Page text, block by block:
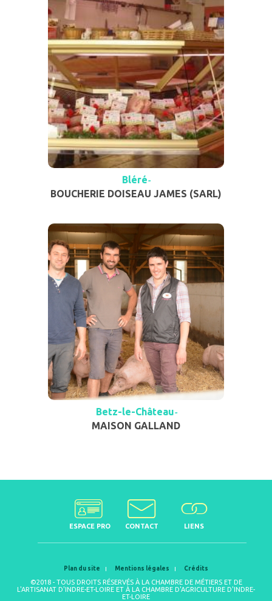
Bléré-
BOUCHERIE DOISEAU JAMES (SARL)
Betz-le-Château-
MAISON GALLAND
ESPACE PRO CONTACT LIENS
Plan du site Mentions légales Crédits
©2018 - TOUS DROITS RÉSERVÉS À LA CHAMBRE DE MÉTIERS ET DE
L'ARTISANAT D'INDRE-ET-LOIRE ET À LA CHAMBRE D'AGRICULTURE D'INDRE-
ET-LOIRE